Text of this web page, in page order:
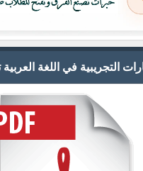
التجريبية في اللغة